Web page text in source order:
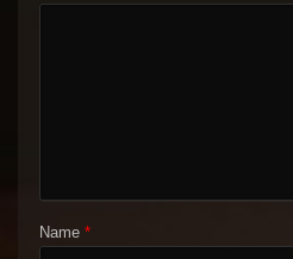
Name *